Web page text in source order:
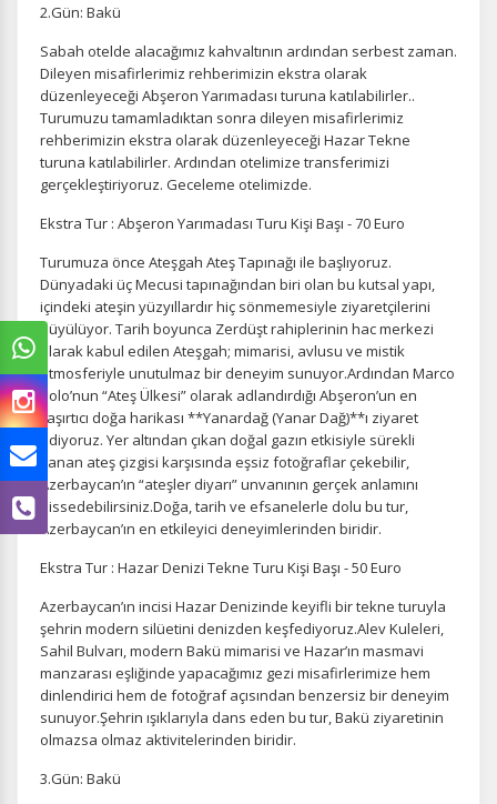
ÇEREZ KULLANIM AYARLARINIZ
2.Gün: Bakü
Sabah otelde alacağımız kahvaltının ardından serbest zaman.
Dileyen misafirlerimiz rehberimizin ekstra olarak
düzenleyeceği Abşeron Yarımadası turuna katılabilirler..
Turumuzu tamamladıktan sonra dileyen misafirlerimiz
rehberimizin ekstra olarak düzenleyeceği Hazar Tekne
turuna katılabilirler. Ardından otelimize transferimizi
gerçekleştiriyoruz. Geceleme otelimizde.
Ekstra Tur : Abşeron Yarımadası Turu Kişi Başı - 70 Euro
Turumuza önce Ateşgah Ateş Tapınağı ile başlıyoruz.
Dünyadaki üç Mecusi tapınağından biri olan bu kutsal yapı,
içindeki ateşin yüzyıllardır hiç sönmemesiyle ziyaretçilerini
büyülüyor. Tarih boyunca Zerdüşt rahiplerinin hac merkezi
olarak kabul edilen Ateşgah; mimarisi, avlusu ve mistik
atmosferiyle unutulmaz bir deneyim sunuyor.Ardından Marco
Polo’nun “Ateş Ülkesi” olarak adlandırdığı Abşeron’un en
şaşırtıcı doğa harikası **Yanardağ (Yanar Dağ)**ı ziyaret
ediyoruz. Yer altından çıkan doğal gazın etkisiyle sürekli
yanan ateş çizgisi karşısında eşsiz fotoğraflar çekebilir,
Azerbaycan’ın “ateşler diyarı” unvanının gerçek anlamını
hissedebilirsiniz.Doğa, tarih ve efsanelerle dolu bu tur,
Azerbaycan’ın en etkileyici deneyimlerinden biridir.
Ekstra Tur : Hazar Denizi Tekne Turu Kişi Başı - 50 Euro
Azerbaycan’ın incisi Hazar Denizinde keyifli bir tekne turuyla
şehrin modern silüetini denizden keşfediyoruz.Alev Kuleleri,
Sahil Bulvarı, modern Bakü mimarisi ve Hazar’ın masmavi
manzarası eşliğinde yapacağımız gezi misafirlerimize hem
dinlendirici hem de fotoğraf açısından benzersiz bir deneyim
sunuyor.Şehrin ışıklarıyla dans eden bu tur, Bakü ziyaretinin
olmazsa olmaz aktivitelerinden biridir.
3.Gün: Bakü